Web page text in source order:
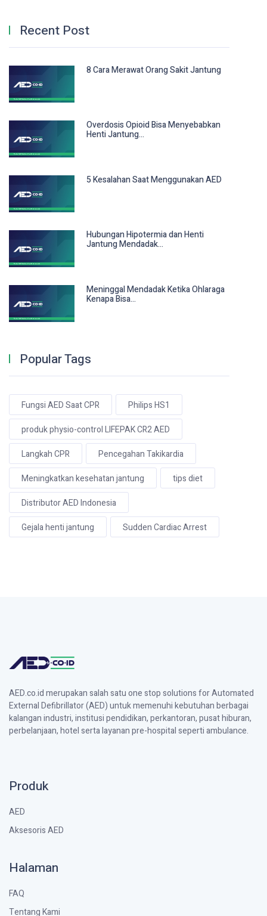
Recent Post
8 Cara Merawat Orang Sakit Jantung
Overdosis Opioid Bisa Menyebabkan
Henti Jantung...
5 Kesalahan Saat Menggunakan AED
Hubungan Hipotermia dan Henti
Jantung Mendadak...
Meninggal Mendadak Ketika Ohlaraga
Kenapa Bisa...
Popular Tags
Fungsi AED Saat CPR
Philips HS1
produk physio-control LIFEPAK CR2 AED
Langkah CPR
Pencegahan Takikardia
Meningkatkan kesehatan jantung
tips diet
Distributor AED Indonesia
Gejala henti jantung
Sudden Cardiac Arrest
AED.co.id merupakan salah satu one stop solutions for Automated
External Defibrillator (AED) untuk memenuhi kebutuhan berbagai
kalangan industri, institusi pendidikan, perkantoran, pusat hiburan,
perbelanjaan, hotel serta layanan pre-hospital seperti ambulance.
Produk
AED
Aksesoris AED
Halaman
FAQ
Tentang Kami